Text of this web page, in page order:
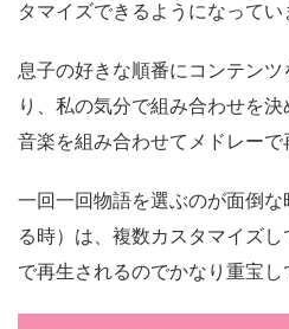
タマイズできるようになってい
息子の好きな順番にコンテン
り、私の気分で組み合わせを
音楽を組み合わせてメドレーで
一回一回物語を選ぶのが面倒
る時）は、複数カスタマイズ
で再生されるのでかなり重宝し